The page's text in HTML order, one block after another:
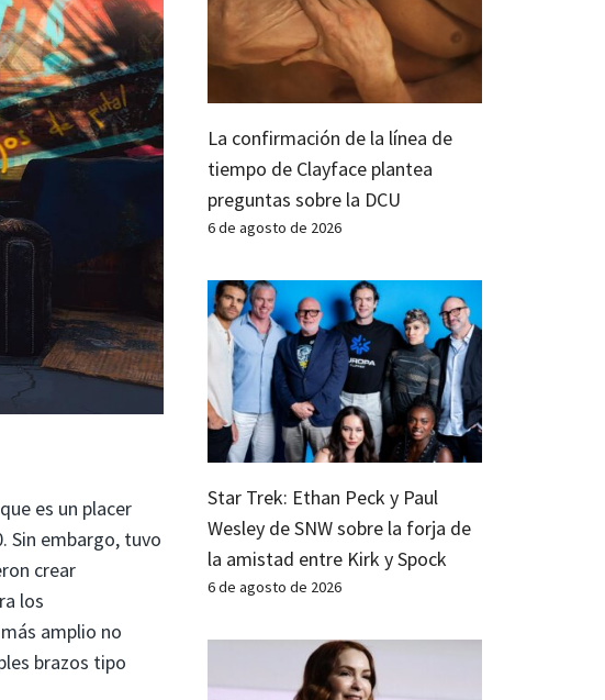
es un placer
Sin embargo, tuvo
crear
los
amplio no
brazos tipo
La confirmación de la línea de
tiempo de Clayface plantea
preguntas sobre la DCU
6 de agosto de 2026
Star Trek: Ethan Peck y Paul
Wesley de SNW sobre la forja de
la amistad entre Kirk y Spock
6 de agosto de 2026